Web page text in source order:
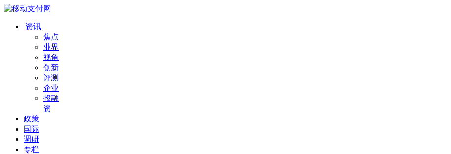
资讯
焦点
业界
视角
创新
评测
企业
投融
资
政策
国际
调研
专栏